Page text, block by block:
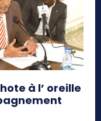
à l’ oreille